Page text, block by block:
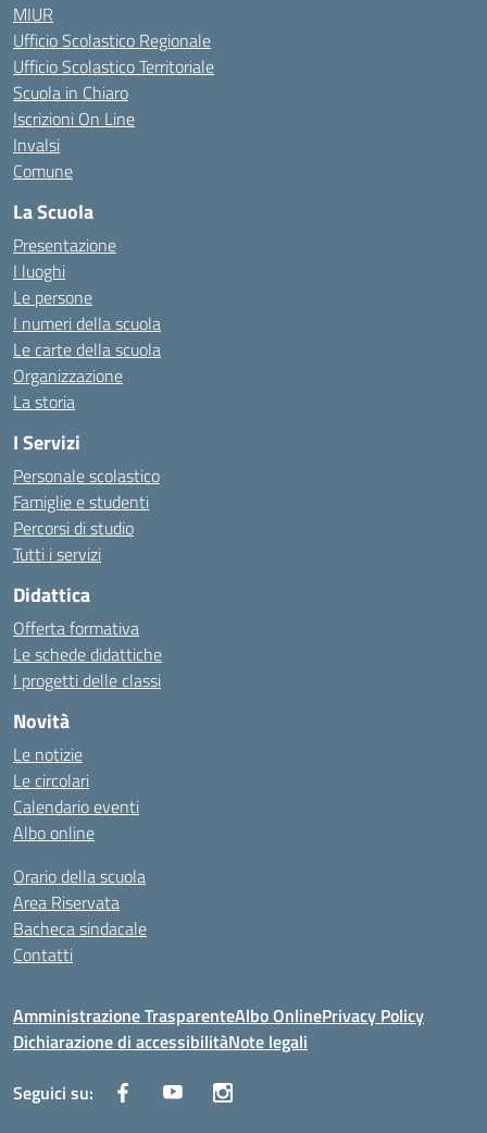
MIUR
Ufficio Scolastico Regionale
Ufficio Scolastico Territoriale
Scuola in Chiaro
Iscrizioni On Line
Invalsi
Comune
La Scuola
Presentazione
I luoghi
Le persone
I numeri della scuola
Le carte della scuola
Organizzazione
La storia
I Servizi
Personale scolastico
Famiglie e studenti
Percorsi di studio
Tutti i servizi
Didattica
Offerta formativa
Le schede didattiche
I progetti delle classi
Novità
Le notizie
Le circolari
Calendario eventi
Albo online
Orario della scuola
Area Riservata
Bacheca sindacale
Contatti
Amministrazione TrasparenteAlbo OnlinePrivacy Policy
Dichiarazione di accessibilitàNote legali
Seguici su: